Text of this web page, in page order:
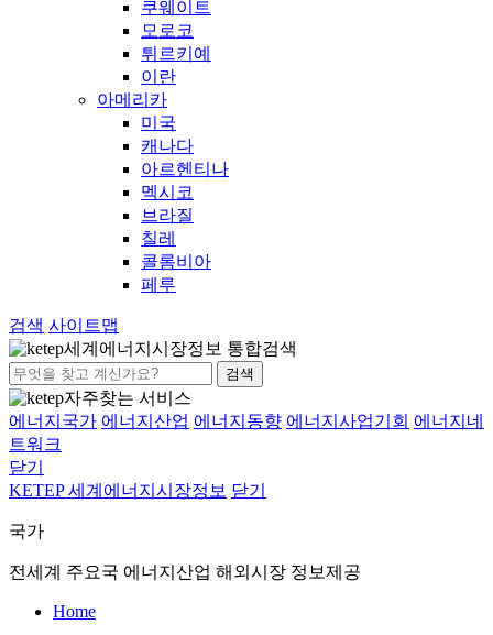
쿠웨이트
모로코
튀르키예
이란
아메리카
미국
캐나다
아르헨티나
멕시코
브라질
칠레
콜롬비아
페루
검색 사이트맵
세계에너지시장정보 통합검색
검색
자주찾는 서비스
에너지국가 에너지산업 에너지동향 에너지사업기회 에너지네
트워크
닫기
KETEP 세계에너지시장정보 닫기
국가
전세계 주요국 에너지산업 해외시장 정보제공
Home